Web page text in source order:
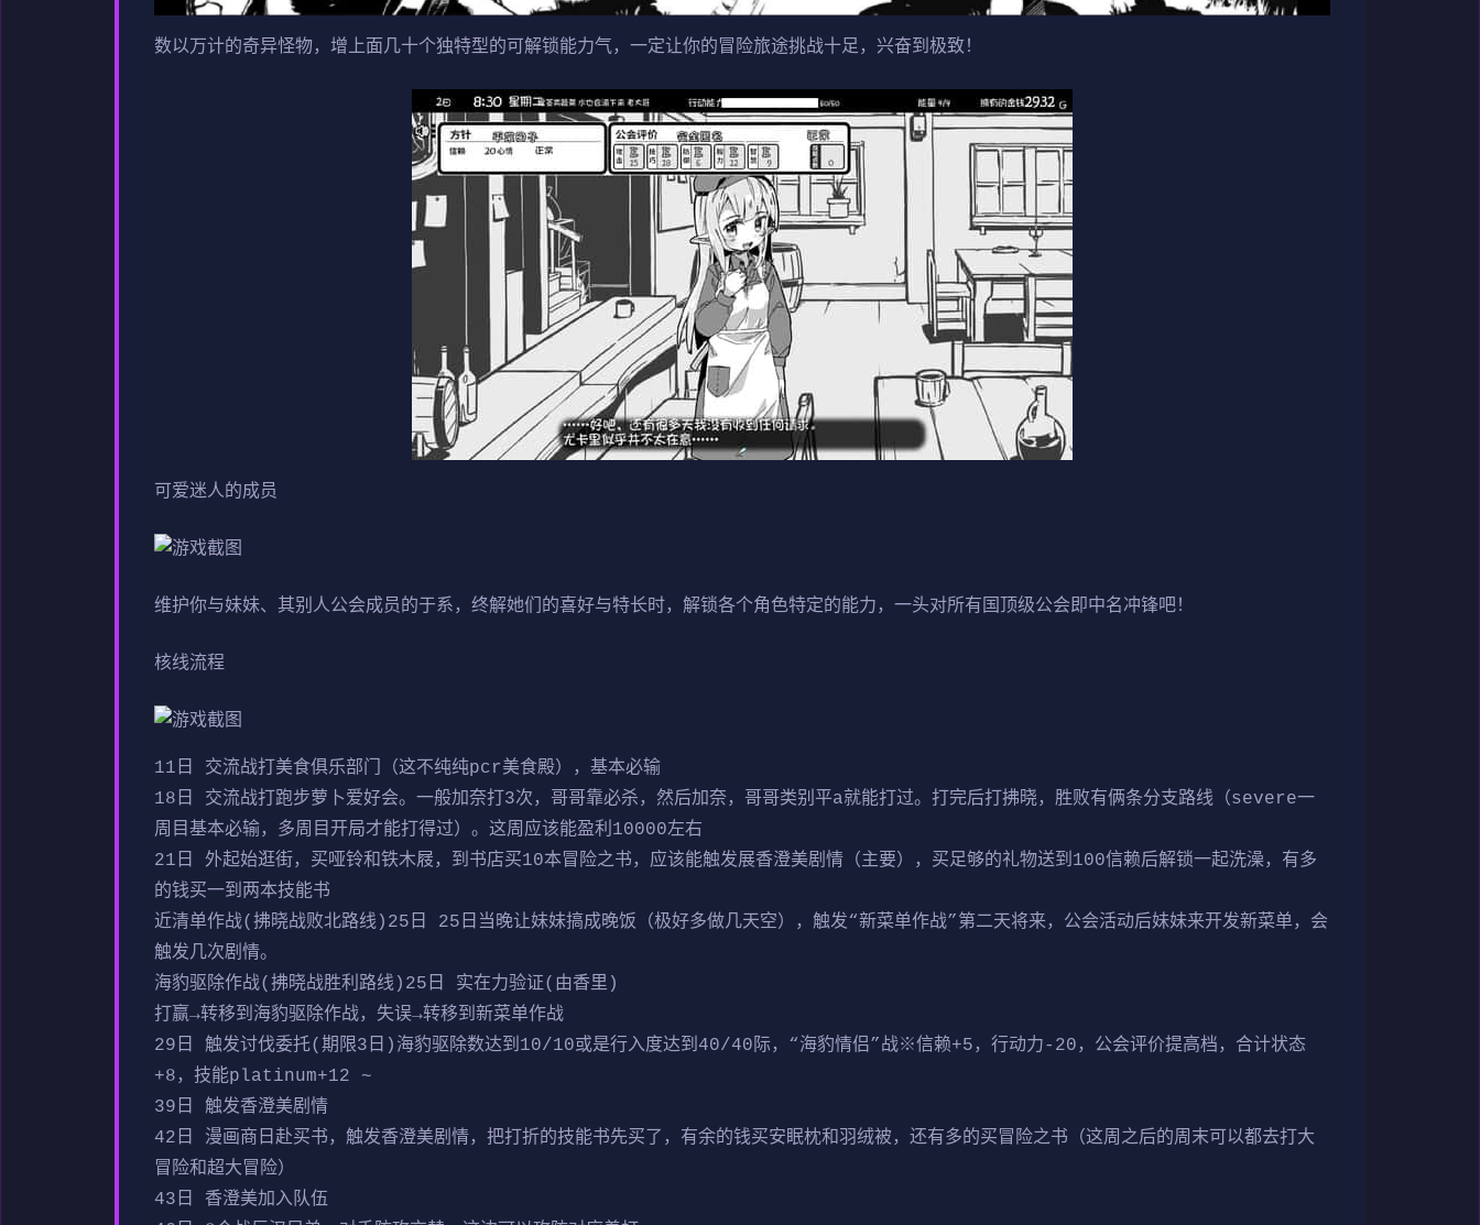
数以万计的奇异怪物，增上面几十个独特型的可解锁能力气，一定让你的冒险旅途挑战十足，兴奋到极致！
可爱迷人的成员
维护你与妹妹、其别人公会成员的于系，终解她们的喜好与特长时，解锁各个角色特定的能力，一头对所有国顶级公会即中名冲锋吧！
核线流程
11日 交流战打美食俱乐部门（这不纯纯pcr美食殿），基本必输
18日 交流战打跑步萝卜爱好会。一般加奈打3次，哥哥靠必杀，然后加奈，哥哥类别平a就能打过。打完后打拂晓，胜败有俩条分支路线（severe一
周目基本必输，多周目开局才能打得过）。这周应该能盈利10000左右
21日 外起始逛街，买哑铃和铁木屐，到书店买10本冒险之书，应该能触发展香澄美剧情（主要），买足够的礼物送到100信赖后解锁一起洗澡，有多
的钱买一到两本技能书
近清单作战(拂晓战败北路线)25日 25日当晚让妹妹搞成晚饭（极好多做几天空），触发“新菜单作战”第二天将来，公会活动后妹妹来开发新菜单，会
触发几次剧情。
海豹驱除作战(拂晓战胜利路线)25日 实在力验证(由香里)
打赢→转移到海豹驱除作战，失误→转移到新菜单作战
29日 触发讨伐委托(期限3日)海豹驱除数达到10/10或是行入度达到40/40际，“海豹情侣”战※信赖+5，行动力-20，公会评价提高档，合计状态
+8，技能platinum+12 ~
39日 触发香澄美剧情
42日 漫画商日赴买书，触发香澄美剧情，把打折的技能书先买了，有余的钱买安眠枕和羽绒被，还有多的买冒险之书（这周之后的周末可以都去打大
冒险和超大冒险）
43日 香澄美加入队伍